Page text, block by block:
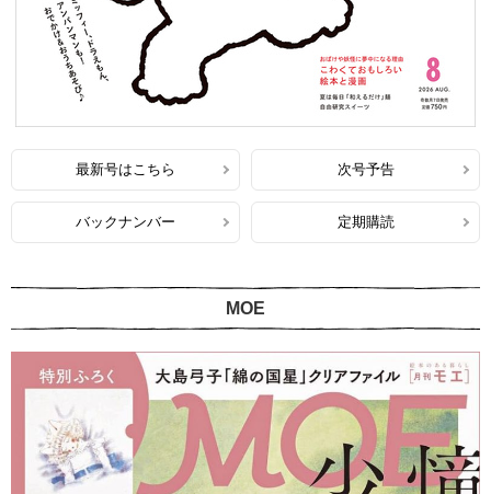
最新号はこちら 次号予告
バックナンバー 定期購読
MOE